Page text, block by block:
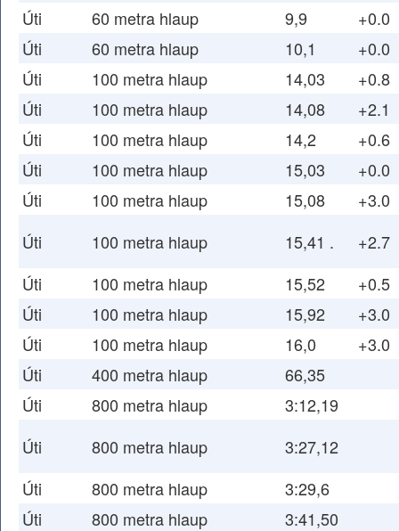
Úti
60 metra hlaup 9,9
+0.0
Úti
60 metra hlaup 10,1
+0.0
Úti
100 metra hlaup 14,03
+0.8
Úti
100 metra hlaup 14,08
+2.1
Úti
100 metra hlaup 14,2
+0.6
Úti
100 metra hlaup 15,03
+0.0
Úti
100 metra hlaup 15,08
+3.0
Úti
100 metra hlaup 15,41 .
+2.7
Úti
100 metra hlaup 15,52
+0.5
Úti
100 metra hlaup 15,92
+3.0
Úti
100 metra hlaup 16,0
+3.0
Úti
400 metra hlaup
66,35
Úti
800 metra hlaup
3:12,19
Úti
800 metra hlaup
3:27,12
Úti
800 metra hlaup
3:29,6
Úti
800 metra hlaup
3:41,50